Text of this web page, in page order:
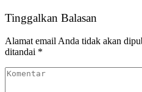
Tinggalkan Balasan
Alamat email Anda tidak akan
ditandai *